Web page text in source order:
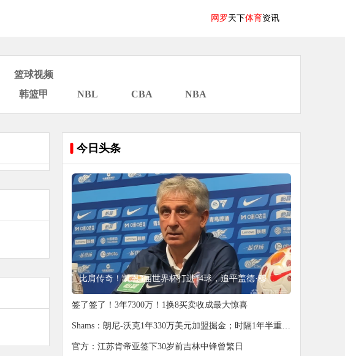
网罗天下体育资讯
篮球视频
韩篮甲 NBL CBA NBA
今日头条
比肩传奇！凯恩3届世界杯打进14球，追平盖德·穆勒并排前史第5
签了签了！3年7300万！1换8买卖收成最大惊喜
Shams：朗尼-沃克1年330万美元加盟掘金；时隔1年半重返
官方：江苏肯帝亚签下30岁前吉林中锋曾繁日